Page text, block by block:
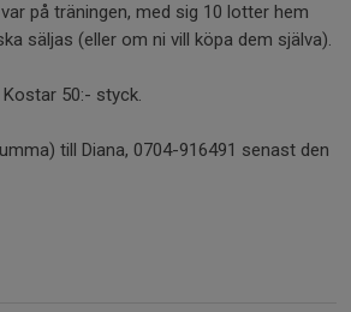
på träningen, med sig 10 lotter hem
säljas (eller om ni vill köpa dem själva).
50:- styck.
till Diana, 0704-916491 senast den